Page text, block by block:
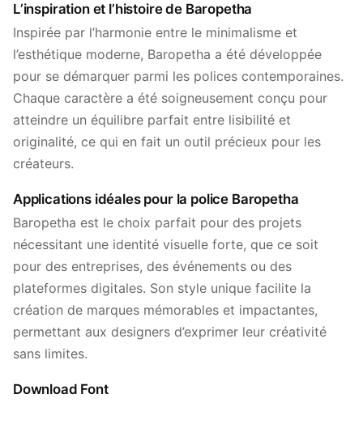
L’inspiration et l’histoire de Baropetha
Inspirée par l’harmonie entre le minimalisme et
l’esthétique moderne, Baropetha a été développée
pour se démarquer parmi les polices contemporaines.
Chaque caractère a été soigneusement conçu pour
atteindre un équilibre parfait entre lisibilité et
originalité, ce qui en fait un outil précieux pour les
créateurs.
Applications idéales pour la police Baropetha
Baropetha est le choix parfait pour des projets
nécessitant une identité visuelle forte, que ce soit
pour des entreprises, des événements ou des
plateformes digitales. Son style unique facilite la
création de marques mémorables et impactantes,
permettant aux designers d’exprimer leur créativité
sans limites.
Download Font